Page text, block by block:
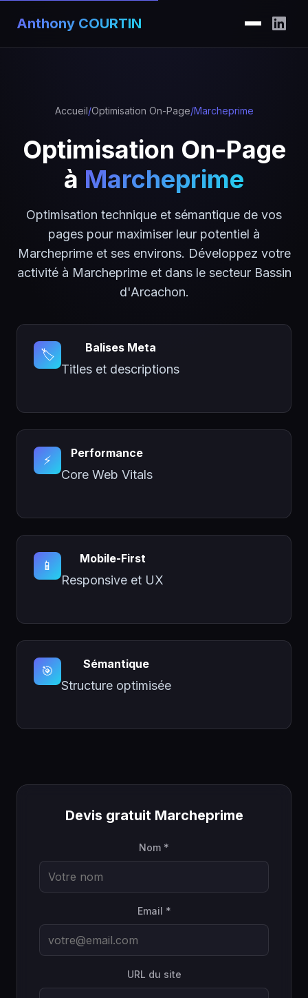
Anthony COURTIN
Accueil/Optimisation On-Page/Marcheprime
Optimisation On-Page
à Marcheprime
Optimisation technique et sémantique de vos
pages pour maximiser leur potentiel à
Marcheprime et ses environs. Développez votre
activité à Marcheprime et dans le secteur Bassin
d'Arcachon.
🏷️ Balises Meta
Titles et descriptions
⚡ Performance
Core Web Vitals
📱 Mobile-First
Responsive et UX
🎯 Sémantique
Structure optimisée
Devis gratuit Marcheprime
Nom *
Email *
URL du site